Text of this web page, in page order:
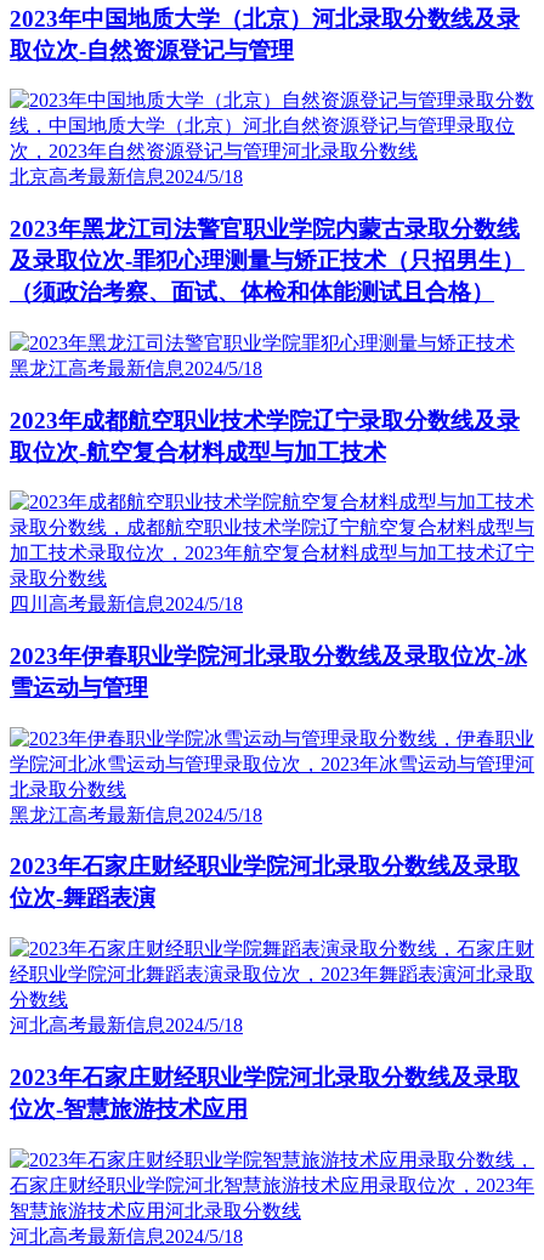
2023年中国地质大学（北京）河北录取分数线及录
取位次-自然资源登记与管理
北京高考最新信息2024/5/18
2023年黑龙江司法警官职业学院内蒙古录取分数线
及录取位次-罪犯心理测量与矫正技术（只招男生）
（须政治考察、面试、体检和体能测试且合格）
黑龙江高考最新信息2024/5/18
2023年成都航空职业技术学院辽宁录取分数线及录
取位次-航空复合材料成型与加工技术
四川高考最新信息2024/5/18
2023年伊春职业学院河北录取分数线及录取位次-冰
雪运动与管理
黑龙江高考最新信息2024/5/18
2023年石家庄财经职业学院河北录取分数线及录取
位次-舞蹈表演
河北高考最新信息2024/5/18
2023年石家庄财经职业学院河北录取分数线及录取
位次-智慧旅游技术应用
河北高考最新信息2024/5/18